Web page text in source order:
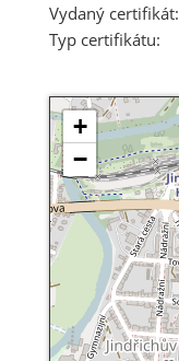
Vydaný certifikát:
Typ certifikátu:
+
−